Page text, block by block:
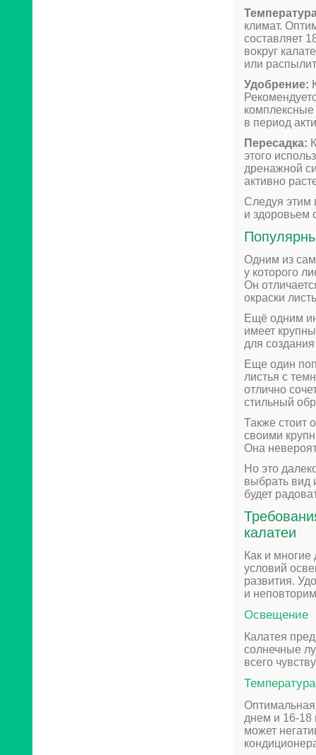
климат.
составляет
вокруг
или
Удобрение:
в период
Пересадка:
этого
дренажной
активно
Следуя этим
и здоровьем
Одним из
у которого
Он
окраски
Ещё одним
имеет
для
Еще один
листья с
отлично
стильный
Также стоит
своими
Она
Но это
выбрать вид
будет
калатеи
Как и
условий
развития.
и
Освещение
Калатея
солнечные
всего
Температура
Оптимальная
днем и 16-18
может